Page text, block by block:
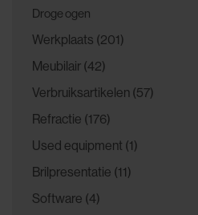
Droge ogen
Werkplaats (201)
Meubilair (42)
Verbruiksartikelen (57)
Refractie (176)
Used equipment (1)
Brilpresentatie (11)
Software (4)